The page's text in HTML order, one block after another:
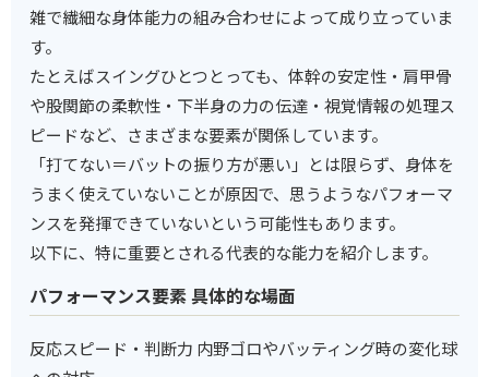
雑で繊細な身体能力の組み合わせによって成り立っていま
す。
たとえばスイングひとつとっても、体幹の安定性・肩甲骨
や股関節の柔軟性・下半身の力の伝達・視覚情報の処理ス
ピードなど、さまざまな要素が関係しています。
「打てない＝バットの振り方が悪い」とは限らず、身体を
うまく使えていないことが原因で、思うようなパフォーマ
ンスを発揮できていないという可能性もあります。
以下に、特に重要とされる代表的な能力を紹介します。
パフォーマンス要素 具体的な場面
反応スピード・判断力 内野ゴロやバッティング時の変化球